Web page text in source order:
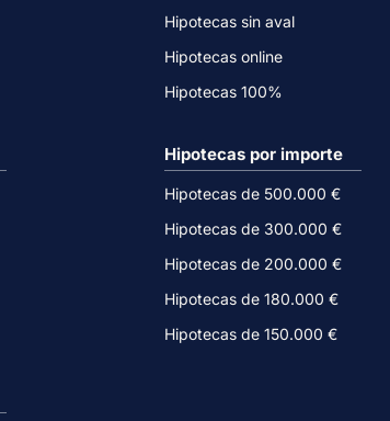
Hipotecas sin aval
Hipotecas online
Hipotecas 100%
Hipotecas por importe
Hipotecas de 500.000 €
Hipotecas de 300.000 €
Hipotecas de 200.000 €
Hipotecas de 180.000 €
Hipotecas de 150.000 €